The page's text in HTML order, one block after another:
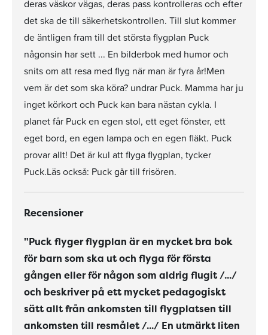
deras väskor vägas, deras pass kontrolleras och efter
det ska de till säkerhetskontrollen. Till slut kommer
de äntligen fram till det största flygplan Puck
någonsin har sett ... En bilderbok med humor och
snits om att resa med flyg när man är fyra år!Men
vem är det som ska köra? undrar Puck. Mamma har ju
inget körkort och Puck kan bara nästan cykla. I
planet får Puck en egen stol, ett eget fönster, ett
eget bord, en egen lampa och en egen fläkt. Puck
provar allt! Det är kul att flyga flygplan, tycker
Puck.Läs också: Puck går till frisören.
Recensioner
"Puck flyger flygplan är en mycket bra bok
för barn som ska ut och flyga för första
gången eller för någon som aldrig flugit /.../
och beskriver på ett mycket pedagogiskt
sätt allt från ankomsten till flygplatsen till
ankomsten till resmålet /.../ En utmärkt liten